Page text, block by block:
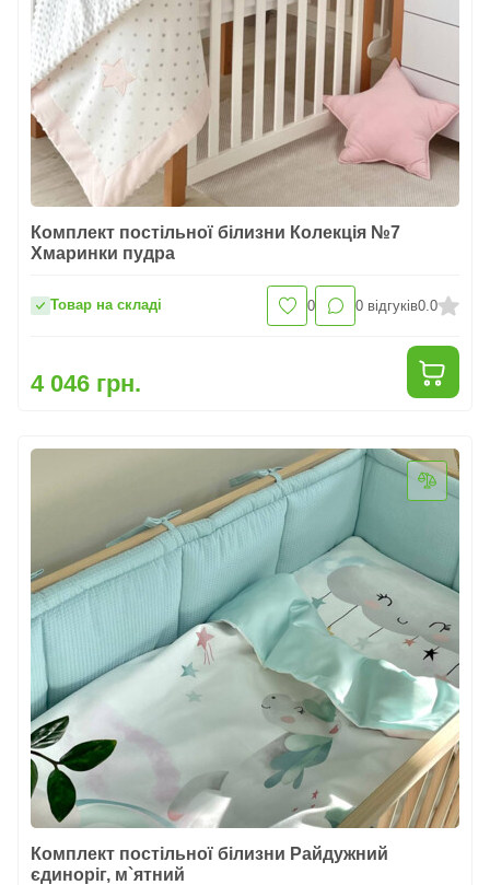
Комплект постільної білизни Колекція №7
Хмаринки пудра
Товар на складі 0 0 відгуків0.0
4 046 грн.
Комплект постільної білизни Райдужний
єдиноріг, м`ятний